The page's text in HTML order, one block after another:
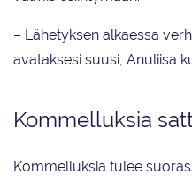
– Lähetyksen alkaessa
avataksesi suusi, Anuliisa
Kommelluksia
Kommelluksia tulee